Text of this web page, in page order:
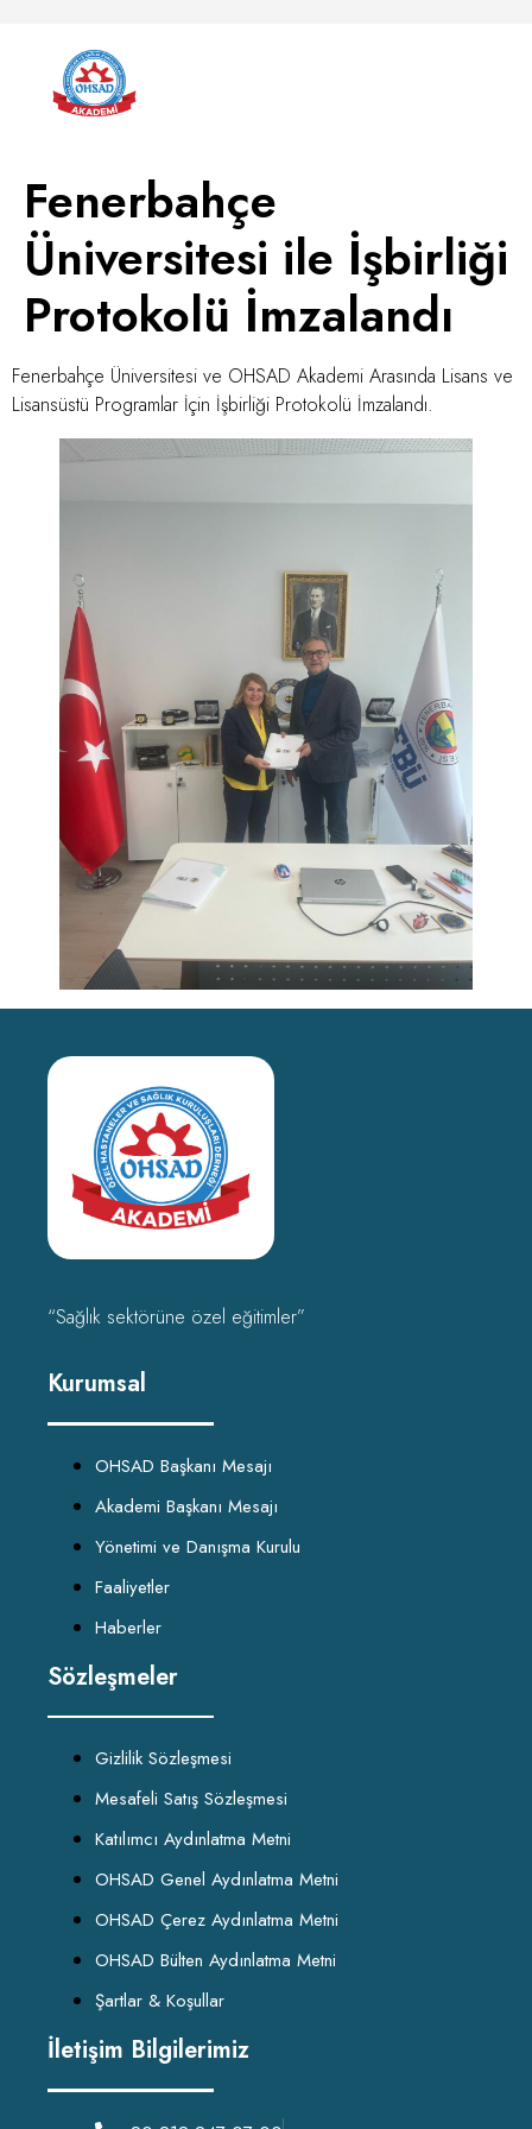
Fenerbahçe
Üniversitesi ile İşbirliği
Protokolü İmzalandı
Fenerbahçe Üniversitesi ve OHSAD Akademi Arasında Lisans ve
Lisansüstü Programlar İçin İşbirliği Protokolü İmzalandı.
“Sağlık sektörüne özel eğitimler”
Kurumsal
OHSAD Başkanı Mesajı
Akademi Başkanı Mesajı
Yönetimi ve Danışma Kurulu
Faaliyetler
Haberler
Sözleşmeler
Gizlilik Sözleşmesi
Mesafeli Satış Sözleşmesi
Katılımcı Aydınlatma Metni
OHSAD Genel Aydınlatma Metni
OHSAD Çerez Aydınlatma Metni
OHSAD Bülten Aydınlatma Metni
Şartlar & Koşullar
İletişim Bilgilerimiz